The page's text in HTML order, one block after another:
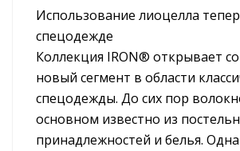
Использование лиоцелла
спецодежде
Коллекция IRON® открывает
новый сегмент в области
спецодежды. До сих пор
основном известно из
принадлежностей и белья.